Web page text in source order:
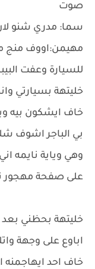
صوت
سما: مدري شنو
مهيمن:اووف منج
للسيارة وعفت
خليتهة بسيارتي
خاف ايشكون بيه
بي الباجر اشوف
وهي وياية نايمه
على صفحة مهجور
خليتهة بحظني
اباوع على وجهة
خاف احد